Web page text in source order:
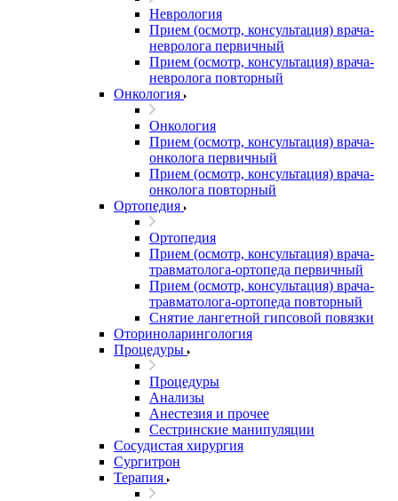
Неврология
Прием (осмотр, консультация) врача-
невролога первичный
Прием (осмотр, консультация) врача-
невролога повторный
Онкология
Онкология
Прием (осмотр, консультация) врача-
онколога первичный
Прием (осмотр, консультация) врача-
онколога повторный
Ортопедия
Ортопедия
Прием (осмотр, консультация) врача-
травматолога-ортопеда первичный
Прием (осмотр, консультация) врача-
травматолога-ортопеда повторный
Снятие лангетной гипсовой повязки
Оториноларингология
Процедуры
Процедуры
Анализы
Анестезия и прочее
Сестринские манипуляции
Сосудистая хирургия
Сургитрон
Терапия